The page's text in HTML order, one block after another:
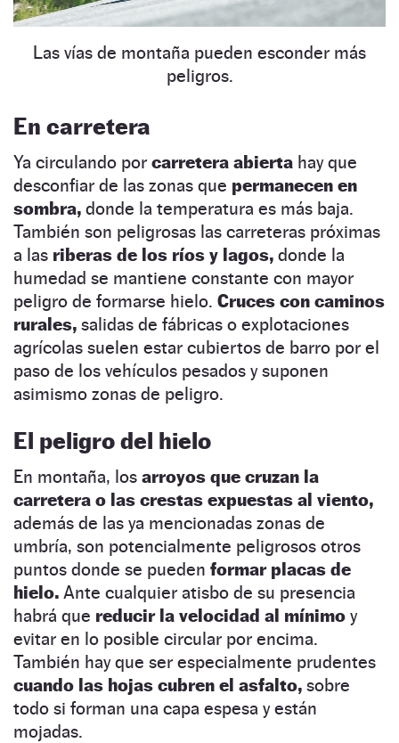
Las vías de montaña pueden esconder más
peligros.
En carretera
Ya circulando por carretera abierta hay que
desconfiar de las zonas que permanecen en
sombra, donde la temperatura es más baja.
También son peligrosas las carreteras próximas
a las riberas de los ríos y lagos, donde la
humedad se mantiene constante con mayor
peligro de formarse hielo. Cruces con caminos
rurales, salidas de fábricas o explotaciones
agrícolas suelen estar cubiertos de barro por el
paso de los vehículos pesados y suponen
asimismo zonas de peligro.
El peligro del hielo
En montaña, los arroyos que cruzan la
carretera o las crestas expuestas al viento,
además de las ya mencionadas zonas de
umbría, son potencialmente peligrosos otros
puntos donde se pueden formar placas de
hielo. Ante cualquier atisbo de su presencia
habrá que reducir la velocidad al mínimo y
evitar en lo posible circular por encima.
También hay que ser especialmente prudentes
cuando las hojas cubren el asfalto, sobre
todo si forman una capa espesa y están
mojadas.